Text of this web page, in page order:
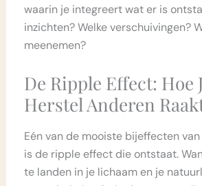
waarin je integreert wat er is
inzichten? Welke verschuivingen?
meenemen?
De Ripple Effect: Hoe
Herstel Anderen
Eén van de mooiste bijeffecten
is de ripple effect die ontstaat.
te landen in je lichaam en je